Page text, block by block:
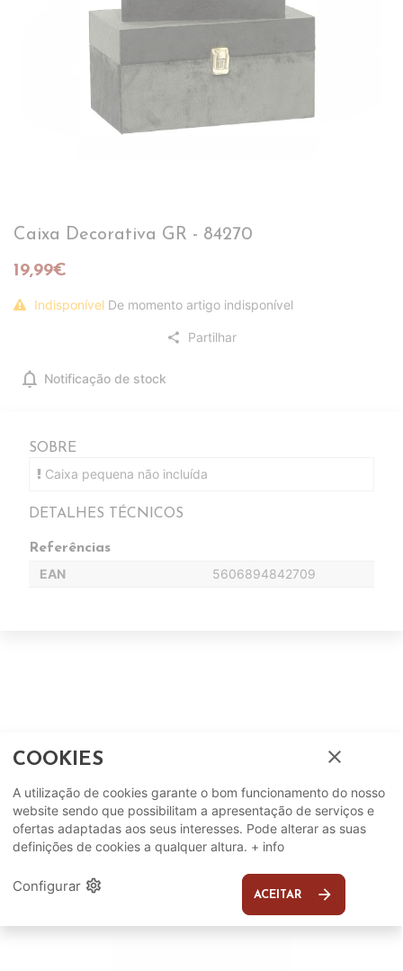
Caixa Decorativa GR - 84270
19,99€
Indisponível De momento artigo indisponível
share Partilhar
notifications Notificação de stock
SOBRE
Caixa pequena não incluída
DETALHES TÉCNICOS
Referências
EAN 5606894842709
Complete o seu ambiente
COMPLEMENTOS
SUGERIDOS
EM DESTAQUE
COOKIES close
A utilização de cookies garante o bom funcionamento do nosso
website sendo que possibilitam a apresentação de serviços e
ofertas adaptadas aos seus interesses. Pode alterar as suas
definições de cookies a qualquer altura. + info
Configurar settings ACEITAR arrow_forward